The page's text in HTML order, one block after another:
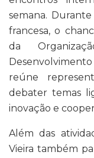
semana.
francesa, o
da
reúne
debater temas
inovação e
Além das
Vieira também